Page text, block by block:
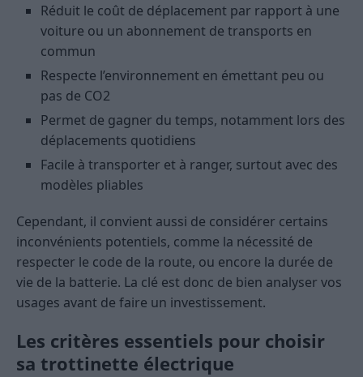
Réduit le coût de déplacement par rapport à une
voiture ou un abonnement de transports en
commun
Respecte l’environnement en émettant peu ou
pas de CO2
Permet de gagner du temps, notamment lors des
déplacements quotidiens
Facile à transporter et à ranger, surtout avec des
modèles pliables
Cependant, il convient aussi de considérer certains
inconvénients potentiels, comme la nécessité de
respecter le code de la route, ou encore la durée de
vie de la batterie. La clé est donc de bien analyser vos
usages avant de faire un investissement.
Les critères essentiels pour choisir
sa trottinette électrique